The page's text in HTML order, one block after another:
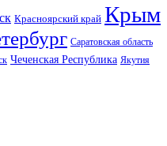
Красноярский край Крым
Саратовская область
Чеченская Республика Якутия